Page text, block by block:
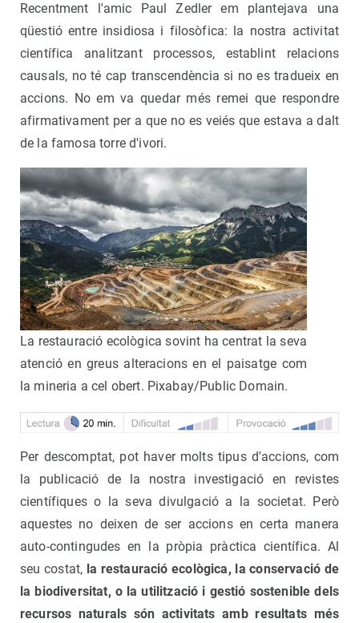
Recentment l'amic Paul Zedler em plantejava una
qüestió entre insidiosa i filosòfica: la nostra activitat
científica analitzant processos, establint relacions
causals, no té cap transcendència si no es tradueix en
accions. No em va quedar més remei que respondre
afirmativament per a que no es veiés que estava a dalt
de la famosa torre d'ivori.
La restauració ecològica sovint ha centrat la seva
atenció en greus alteracions en el paisatge com
la mineria a cel obert. Pixabay/Public Domain.
Per descomptat, pot haver molts tipus d'accions, com
la publicació de la nostra investigació en revistes
científiques o la seva divulgació a la societat. Però
aquestes no deixen de ser accions en certa manera
auto-contingudes en la pròpia pràctica científica. Al
seu costat, la restauració ecològica, la conservació de
la biodiversitat, o la utilització i gestió sostenible dels
recursos naturals són activitats amb resultats més